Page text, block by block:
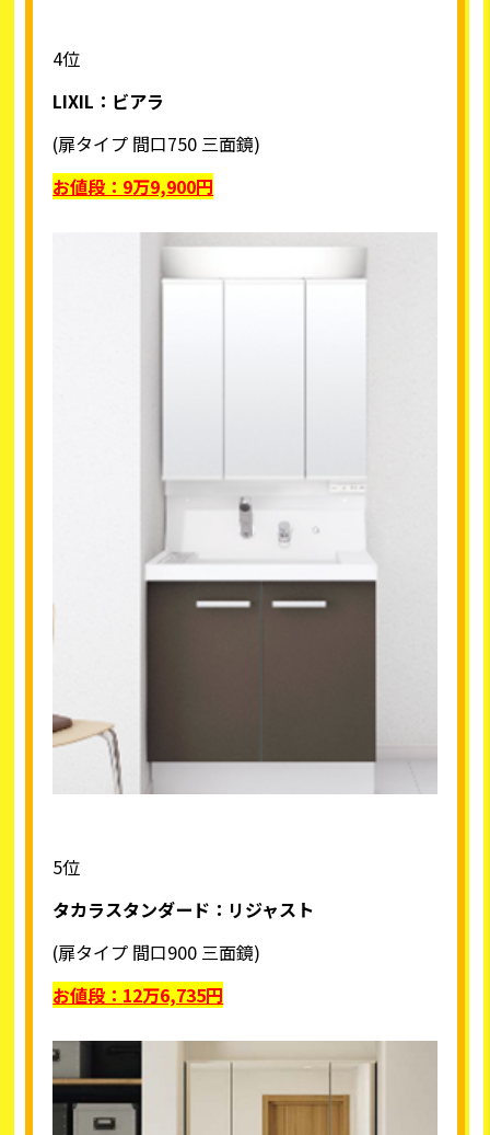
4位
LIXIL ：ビアラ
(扉タイプ 間口750 三面鏡)
お値段： 9万9,900円
5位
タカラスタンダード：リジャスト
(扉タイプ 間口900 三面鏡)
お値段： 12万6,735円